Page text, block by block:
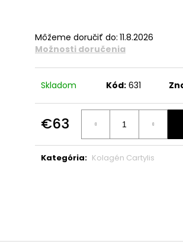
Môžeme doručiť do: 11.8.2026
Možnosti doručenia
Skladom Kód: 631
€63
Jednotková
cena:
Kategória: Kolagén Cartylis